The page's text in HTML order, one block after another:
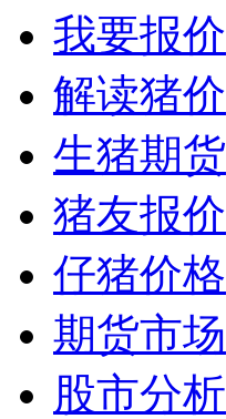
我要报价
解读猪价
生猪期货
猪友报价
仔猪价格
期货市场
股市分析